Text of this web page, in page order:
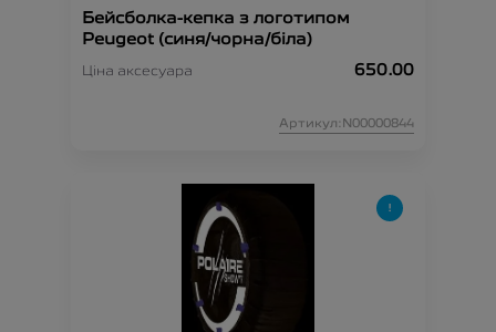
Бейсболка-кепка з логотипом
Peugeot (синя/чорна/біла)
Ціна аксесуара 650.00
Артикул:N00000844